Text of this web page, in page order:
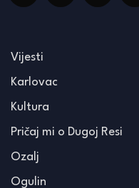
Vijesti
Karlovac
Kultura
Pričaj mi o Dugoj Resi
Ozalj
Ogulin